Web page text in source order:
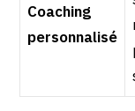
Coaching
personnalisé